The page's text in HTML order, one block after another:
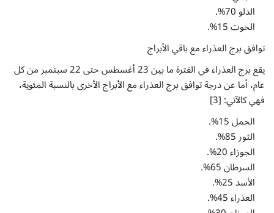
الدلو 70%.
الحوت 15%.
توافق برج العذراء مع باقي الأبراج
يقع برج العذراء في الفترة ما بين 23 أغسطس حتى 22 سبتمبر من كل
عام، أما عن درجة توافق برج العذراء مع الأبراج الأخرى بالنسبة المئوية،
فهي كالآتي: [3]
الحمل 15%.
الثور 85%.
الجوزاء 20%.
السرطان 65%.
الأسد 25%.
العذراء 45%.